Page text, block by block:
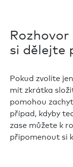
si dělejte
Pokud zvolíte
mít zkrátka
pomohou
případ, kdyby
zase můžete k
připomenout si